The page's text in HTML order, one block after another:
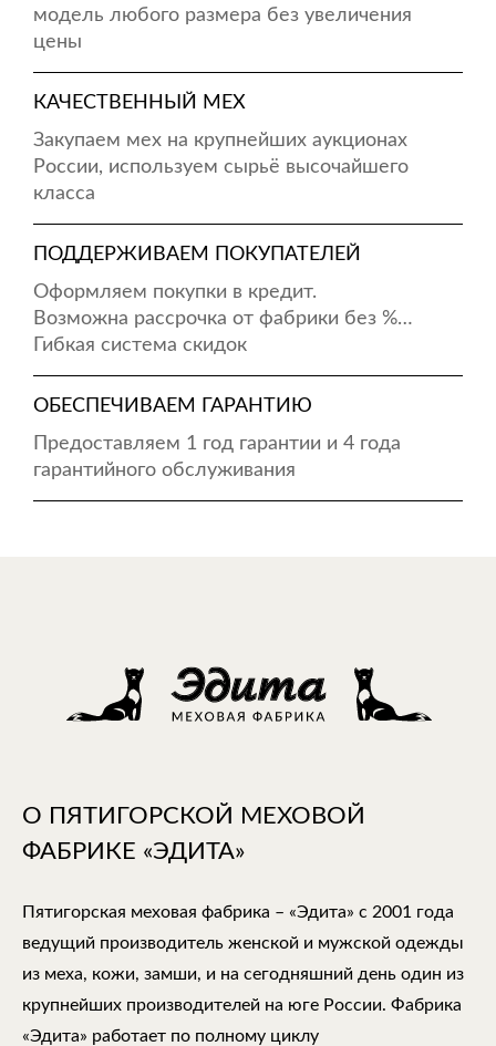
модель любого размера без увеличения
цены
КАЧЕСТВЕННЫЙ МЕХ
Закупаем мех на крупнейших аукционах
России, используем сырьё высочайшего
класса
ПОДДЕРЖИВАЕМ ПОКУПАТЕЛЕЙ
Оформляем покупки в кредит.
Возможна рассрочка от фабрики без %…
Гибкая система скидок
ОБЕСПЕЧИВАЕМ ГАРАНТИЮ
Предоставляем 1 год гарантии и 4 года
гарантийного обслуживания
О ПЯТИГОРСКОЙ МЕХОВОЙ
ФАБРИКЕ «ЭДИТА»
Пятигорская меховая фабрика – «Эдита» с 2001 года
ведущий производитель женской и мужской одежды
из меха, кожи, замши, и на сегодняшний день один из
крупнейших производителей на юге России. Фабрика
«Эдита» работает по полному циклу